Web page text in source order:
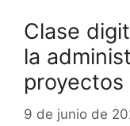
Clase
la
proyectos
9 de junio de